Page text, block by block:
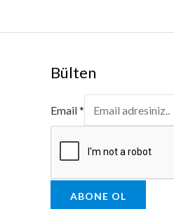
Bülten
Email*
ABONE OL